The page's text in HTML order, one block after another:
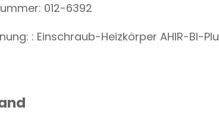
012-6392
: Einschraub-Heizkörper AHIR-BI-